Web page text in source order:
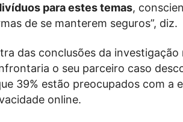
para estes temas,
de se manterem seguros”, diz.
das conclusões da
o seu parceiro caso
39% estão preocupados com a
online.